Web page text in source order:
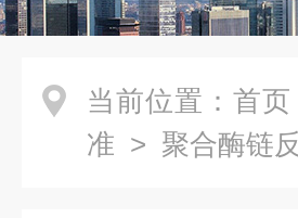
当前位置： 首页
准 > 聚合酶链